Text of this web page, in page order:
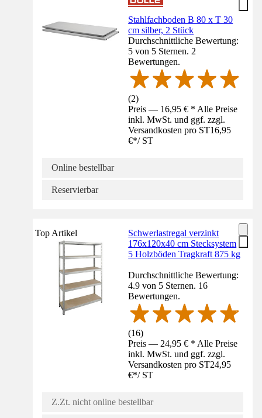
Stahlfachboden B 80 x T 30
cm silber, 2 Stück
Durchschnittliche Bewertung:
5 von 5 Sternen. 2
Bewertungen.
(2)
Preis — 16,95 € * Alle Preise
inkl. MwSt. und ggf. zzgl.
Versandkosten pro ST16,95
€*/ ST
Online bestellbar
Reservierbar
Top Artikel
Schwerlastregal verzinkt
176x120x40 cm Stecksystem
5 Holzböden Tragkraft 875 kg
Durchschnittliche Bewertung:
4.9 von 5 Sternen. 16
Bewertungen.
(16)
Preis — 24,95 € * Alle Preise
inkl. MwSt. und ggf. zzgl.
Versandkosten pro ST24,95
€*/ ST
Z.Zt. nicht online bestellbar